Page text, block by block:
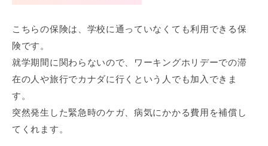
こちらの保険は、学校に通っていなくても利用できる保
険です。
就学期間に関わらないので、ワーキングホリデーでの滞
在の人や旅行でカナダに行くという人でも加入できま
す。
突然発生した緊急時のケガ、病気にかかる費用を補償し
てくれます。